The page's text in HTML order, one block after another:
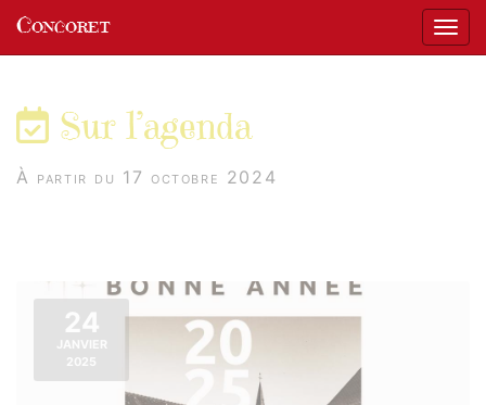
Concoret
Sur l’agenda
À partir du 17 octobre 2024
24
JANVIER
2025
Panneau de gestion des cookies